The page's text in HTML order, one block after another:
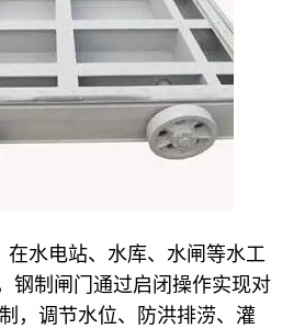
在水电站、水库、水闸等水工
钢制闸门通过启闭操作实现对
，调节水位、防洪排涝、灌